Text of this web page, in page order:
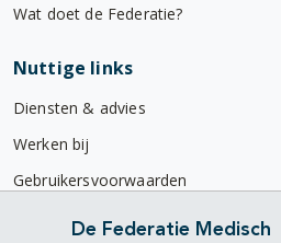
Wat doet de Federatie?
Nuttige links
Diensten & advies
Werken bij
Gebruikersvoorwaarden
Privacyverklaring
De Federatie Medisch